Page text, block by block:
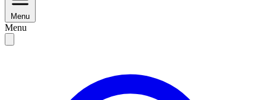
Menu
Menu